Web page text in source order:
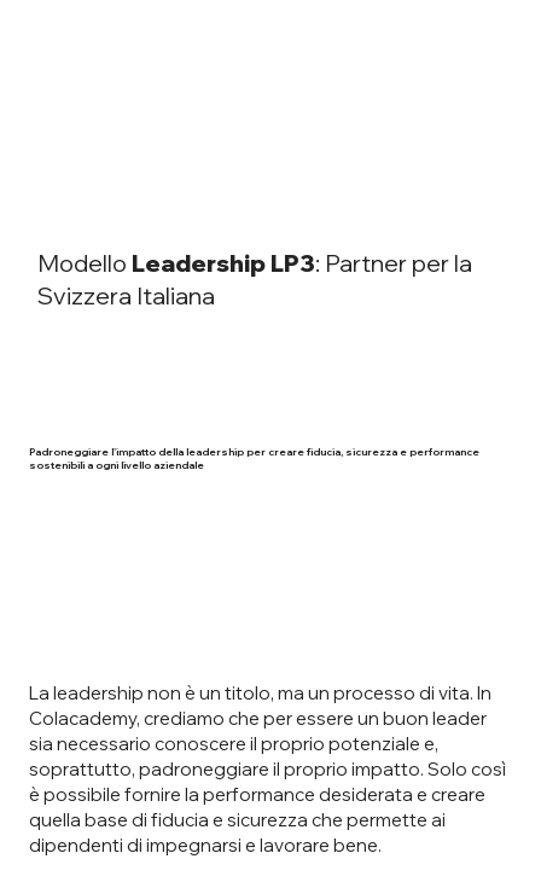
Modello Leadership LP3: Partner per la
Svizzera Italiana
Padroneggiare l'impatto della leadership per creare fiducia, sicurezza e performance
sostenibili a ogni livello aziendale
La leadership non è un titolo, ma un processo di vita. In
Colacademy, crediamo che per essere un buon leader
sia necessario conoscere il proprio potenziale e,
soprattutto, padroneggiare il proprio impatto. Solo così
è possibile fornire la performance desiderata e creare
quella base di fiducia e sicurezza che permette ai
dipendenti di impegnarsi e lavorare bene.